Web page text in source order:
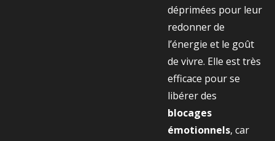
déprimées pour leur
redonner de
l’énergie et le goût
de vivre. Elle est très
efficace pour se
libérer des
blocages
émotionnels, car